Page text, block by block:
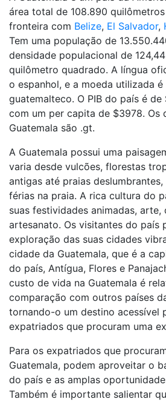
área total de 108.890
fronteira com Belize, El Salvador,
Tem uma população de
densidade populacional de
quilômetro quadrado. A língua
o espanhol, e a moeda utilizada
guatemalteco. O PIB do país é
com um per capita de $3978. Os
Guatemala são .gt.
A Guatemala possui uma
varia desde vulcões, florestas
antigas até praias
férias na praia. A rica cultura do
suas festividades animadas, arte,
artesanato. Os visitantes do país
exploração das suas cidades
cidade da Guatemala, que é a
do país, Antígua, Flores e
custo de vida na Guatemala é
comparação com outros países
tornando-o um destino acessível
expatriados que procuram uma
Para os expatriados que
Guatemala, podem aproveitar o
do país e as amplas
Também é importante salientar